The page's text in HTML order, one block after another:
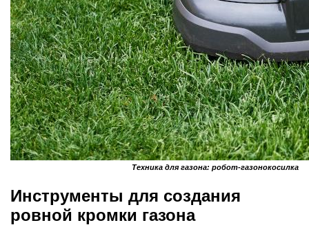
Техника для газона: робот-газонокосилка
Инструменты для создания
ровной кромки газона